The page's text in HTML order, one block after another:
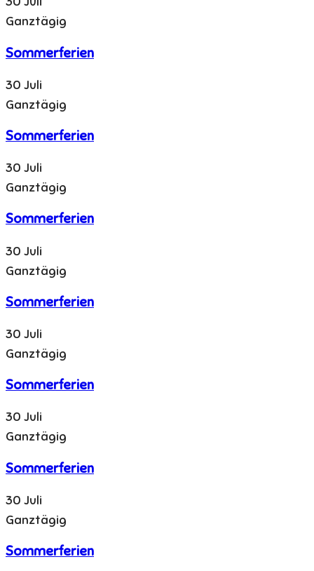
Ganztägig
Sommerferien
30 Juli
Ganztägig
Sommerferien
30 Juli
Ganztägig
Sommerferien
30 Juli
Ganztägig
Sommerferien
30 Juli
Ganztägig
Sommerferien
30 Juli
Ganztägig
Sommerferien
30 Juli
Ganztägig
Sommerferien